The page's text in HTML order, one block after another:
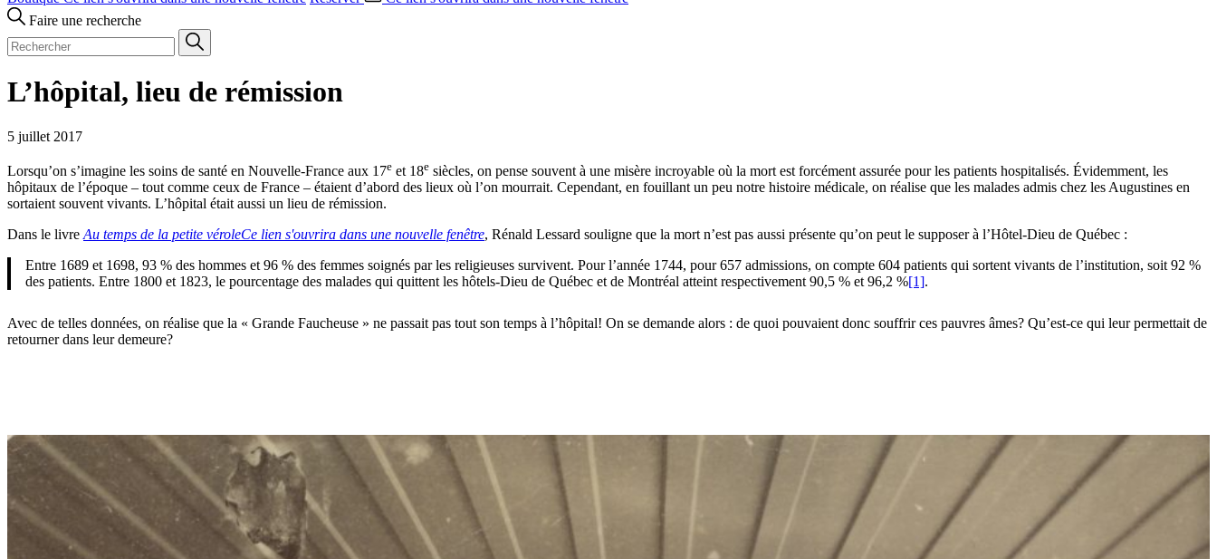
Faire une recherche
L’hôpital, lieu de rémission
5 juillet 2017
Lorsqu’on s’imagine les soins de santé en Nouvelle-France aux 17e et 18e siècles, on pense souvent à une misère incroyable où la mort est forcément assurée pour les patients hospitalisés. Évidemment, les
hôpitaux de l’époque – tout comme ceux de France – étaient d’abord des lieux où l’on mourrait. Cependant, en fouillant un peu notre histoire médicale, on réalise que les malades admis chez les Augustines en
sortaient souvent vivants. L’hôpital était aussi un lieu de rémission.
Dans le livre Au temps de la petite véroleCe lien s'ouvrira dans une nouvelle fenêtre, Rénald Lessard souligne que la mort n’est pas aussi présente qu’on peut le supposer à l’Hôtel-Dieu de Québec :
Entre 1689 et 1698, 93 % des hommes et 96 % des femmes soignés par les religieuses survivent. Pour l’année 1744, pour 657 admissions, on compte 604 patients qui sortent vivants de l’institution, soit 92 %
des patients. Entre 1800 et 1823, le pourcentage des malades qui quittent les hôtels-Dieu de Québec et de Montréal atteint respectivement 90,5 % et 96,2 %[1].
Avec de telles données, on réalise que la « Grande Faucheuse » ne passait pas tout son temps à l’hôpital! On se demande alors : de quoi pouvaient donc souffrir ces pauvres âmes? Qu’est-ce qui leur permettait de
retourner dans leur demeure?